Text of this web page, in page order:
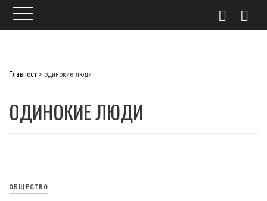
Главпост > одинокие люди
ОДИНОКИЕ ЛЮДИ
ОБЩЕСТВО